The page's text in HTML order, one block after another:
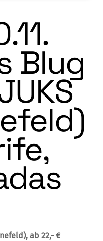
Blug
ab 22,- €